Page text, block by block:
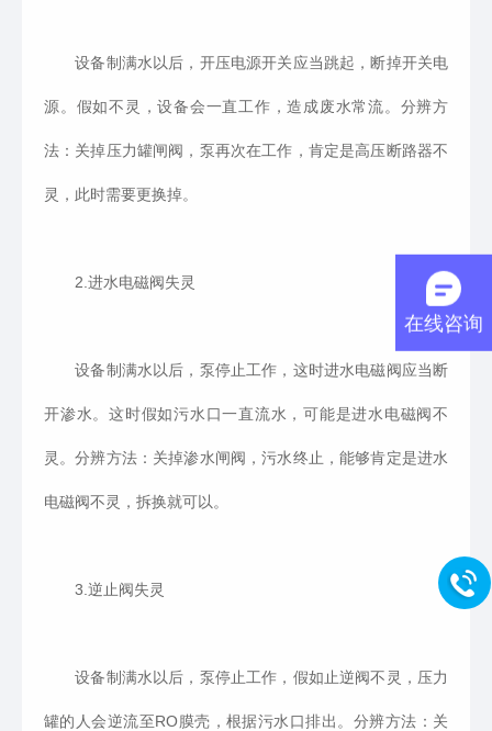
设备制满水以后，开压电源开关应当跳起，断掉开关电
源。假如不灵，设备会一直工作，造成废水常流。分辨方
法：关掉压力罐闸阀，泵再次在工作，肯定是高压断路器不
灵，此时需要更换掉。
2.进水电磁阀失灵
设备制满水以后，泵停止工作，这时进水电磁阀应当断
开渗水。这时假如污水口一直流水，可能是进水电磁阀不
灵。分辨方法：关掉渗水闸阀，污水终止，能够肯定是进水
电磁阀不灵，拆换就可以。
3.逆止阀失灵
设备制满水以后，泵停止工作，假如止逆阀不灵，压力
罐的人会逆流至RO膜壳，根据污水口排出。分辨方法：关
在线咨询